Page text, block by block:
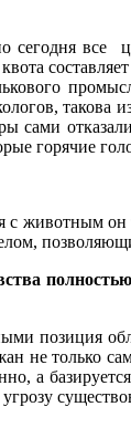
все
горячие
животным
позиция
не только
а